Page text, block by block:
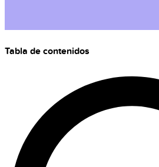
Tabla de contenidos